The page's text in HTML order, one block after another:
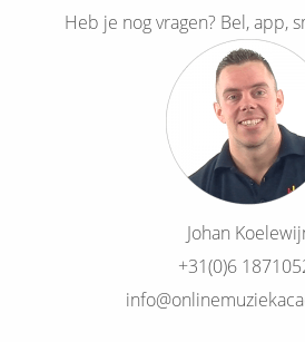
Heb je nog vragen? Bel, app,
Johan
+31(0)6